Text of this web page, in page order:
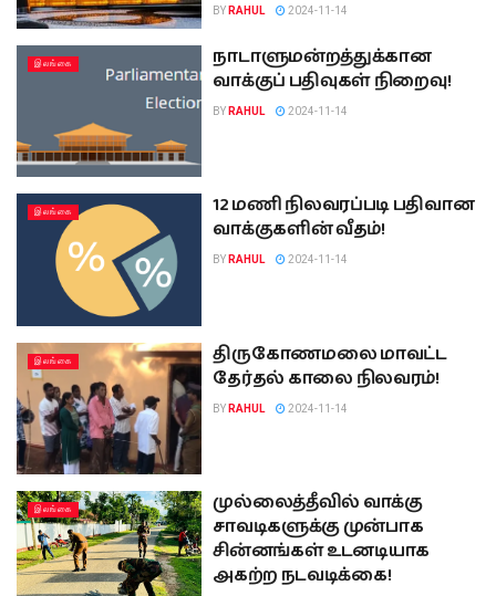
BY RAHUL 2024-11-14
இலங்கை
நாடாளுமன்றத்துக்கான
வாக்குப் பதிவுகள் நிறைவு!
BY RAHUL 2024-11-14
இலங்கை
12 மணி நிலவரப்படி பதிவான
வாக்குகளின் வீதம்!
BY RAHUL 2024-11-14
இலங்கை
திருகோணமலை மாவட்ட
தேர்தல் காலை நிலவரம்!
BY RAHUL 2024-11-14
இலங்கை
முல்லைத்தீவில் வாக்கு
சாவடிகளுக்கு முன்பாக
சின்னங்கள் உடனடியாக
அகற்ற நடவடிக்கை!